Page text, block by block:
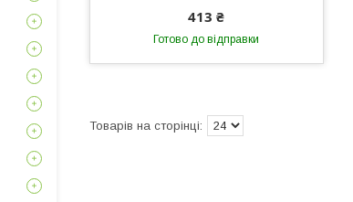
413 ₴
Готово до відправки